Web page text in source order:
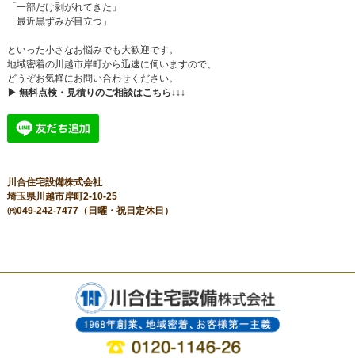
「一部だけ剥がれてきた」
「最近黒ずみが目立つ」
といった小さなお悩みでも大歓迎です。
地域密着の川越市岸町から迅速に伺いますので、
どうぞお気軽にお問い合わせください。
▶ 無料点検・見積りのご相談はこちら↓↓↓
川合住宅設備株式会社
埼玉県川越市岸町2-10-25
㈹049-242-7477（日曜・祝日定休日）